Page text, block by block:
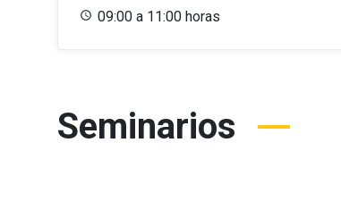
09:00 a 11:00 horas
Seminarios